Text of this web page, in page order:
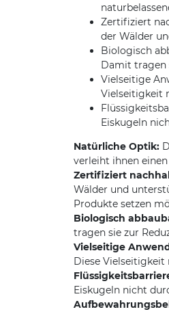
Zertifiziert
der Wälder
Biologisch
Damit tragen
Vielseitige
Vielseitigkeit
Eiskugeln
Natürliche Optik:
verleiht ihnen
Zertifiziert
Wälder und
Produkte setzen
Biologisch
tragen sie zur
Vielseitige
Diese Vielseitigkeit
Eiskugeln nicht